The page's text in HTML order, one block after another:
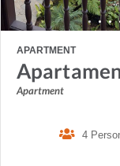
APARTMENT
Apartment
4